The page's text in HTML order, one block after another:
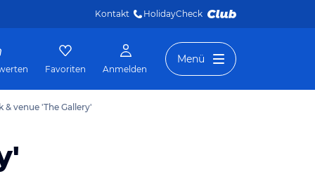
Kontakt HolidayCheck
Favoriten Anmelden
Menü
& venue 'The Gallery'